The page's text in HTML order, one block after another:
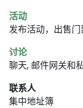
活动
发布活动，出售门
讨论
聊天, 邮件网关和
联系人
集中地址簿